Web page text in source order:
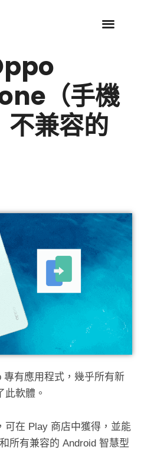
（手機
不兼容的
專有應用程式，幾乎所有新
此軟體。
可在 Play 商店中獲得，並能
所有兼容的 Android 智慧型